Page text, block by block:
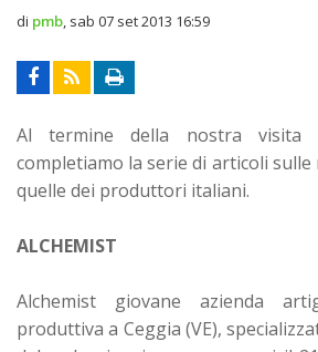
di pmb sab 07 set 2013 16:59
Al termine della nostra visita
completiamo la serie di articoli
quelle dei produttori italiani.
ALCHEMIST
Alchemist giovane azienda
produttiva a Ceggia (VE),